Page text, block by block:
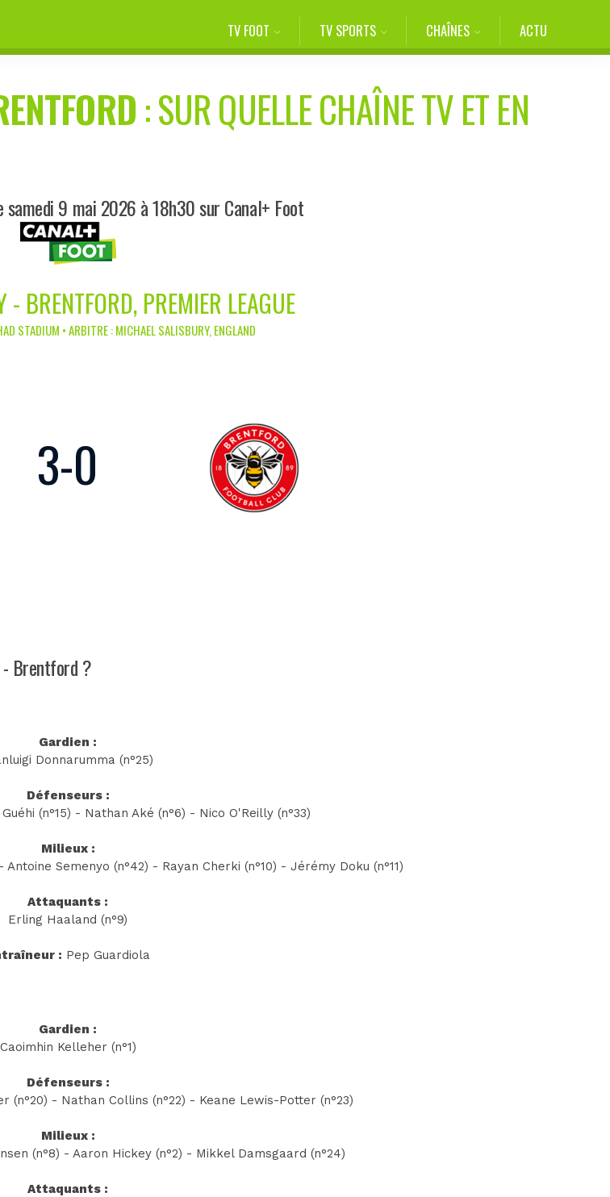
TV FOOT TV SPORTS CHAÎNES ACTU
: SUR QUELLE CHAÎNE TV ET EN
9 mai 2026 à 18h30 sur Canal+ Foot
- BRENTFORD, PREMIER LEAGUE
STADIUM • ARBITRE : MICHAEL SALISBURY, ENGLAND
3-0
Brentford ?
Gardien :
Donnarumma (n°25)
Défenseurs :
(n°15) - Nathan Aké (n°6) - Nico O'Reilly (n°33)
Milieux :
Semenyo (n°42) - Rayan Cherki (n°10) - Jérémy Doku (n°11)
Attaquants :
Erling Haaland (n°9)
: Pep Guardiola
Gardien :
Caoimhin Kelleher (n°1)
Défenseurs :
(n°20) - Nathan Collins (n°22) - Keane Lewis-Potter (n°23)
Milieux :
(n°8) - Aaron Hickey (n°2) - Mikkel Damsgaard (n°24)
Attaquants :